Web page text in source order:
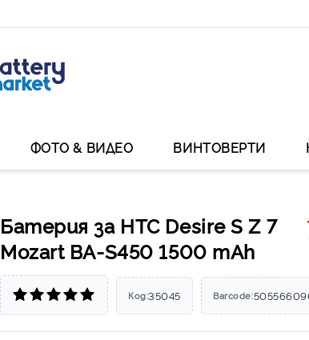
ФОТО & ВИДЕО ВИНТОВЕРТИ
Батерия за HTC Desire S Z 7
Mozart BA-S450 1500 mAh
Код:35045 Barcode: